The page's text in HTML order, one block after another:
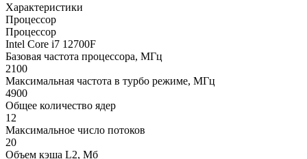
Характеристики
Процессор
Процессор
Intel Core i7 12700F
Базовая частота процессора, МГц
2100
Максимальная частота в турбо режиме, МГц
4900
Общее количество ядер
12
Максимальное число потоков
20
Объем кэша L2, Мб